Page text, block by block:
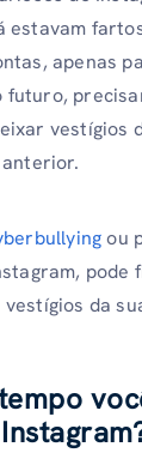
estavam
apenas
futuro,
vestígios
ou
pode
da